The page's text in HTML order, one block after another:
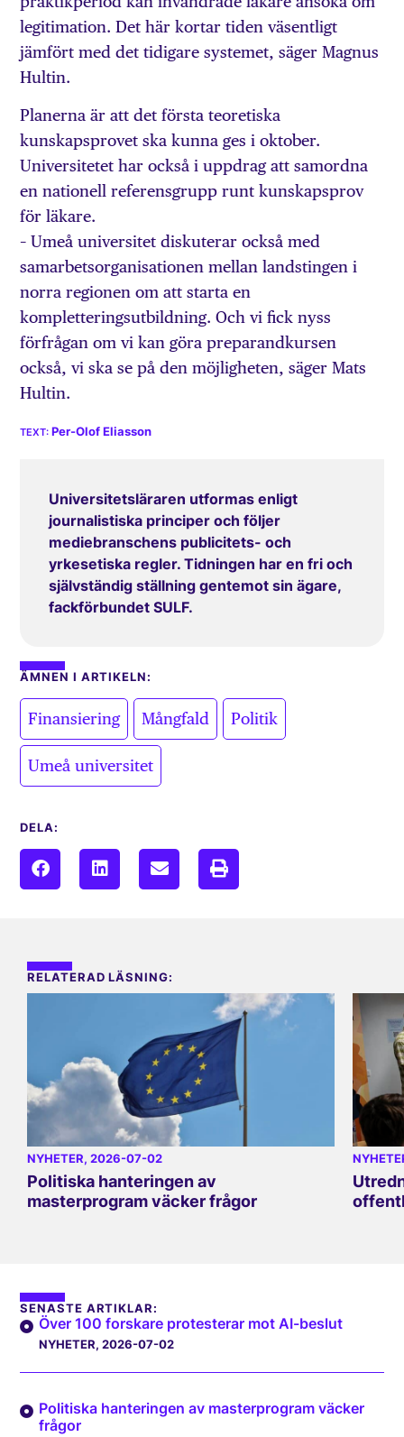
legitimation. Det här kortar tiden väsentligt
jämfört med det tidigare systemet, säger Magnus
Hultin.
Planerna är att det första teoretiska
kunskapsprovet ska kunna ges i oktober.
Universitetet har också i uppdrag att samordna
en nationell referensgrupp runt kunskapsprov
för läkare.
– Umeå universitet diskuterar också med
samarbetsorganisationen mellan landstingen i
norra regionen om att starta en
kompletteringsutbildning. Och vi fick nyss
förfrågan om vi kan göra preparandkursen
också, vi ska se på den möjligheten, säger Mats
Hultin.
Per-Olof Eliasson
Universitetsläraren utformas enligt
journalistiska principer och följer
mediebranschens publicitets- och
yrkesetiska regler. Tidningen har en fri och
självständig ställning gentemot sin ägare,
fackförbundet SULF.
ÄMNEN I ARTIKELN:
Finansiering Mångfald Politik
Umeå universitet
DELA:
RELATERAD LÄSNING:
NYHETER, 2026-07-02
Politiska hanteringen av
masterprogram väcker frågor
SENASTE ARTIKLAR:
Över 100 forskare protesterar mot AI-beslut
NYHETER, 2026-07-02
Politiska hanteringen av masterprogram väcker
frågor